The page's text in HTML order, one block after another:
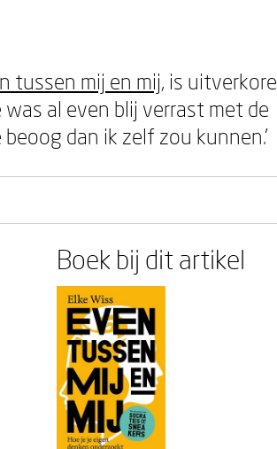
tussen mij en mij, is
al even blij verrast met de
dan ik zelf zou kunnen.’
Boek bij dit artikel